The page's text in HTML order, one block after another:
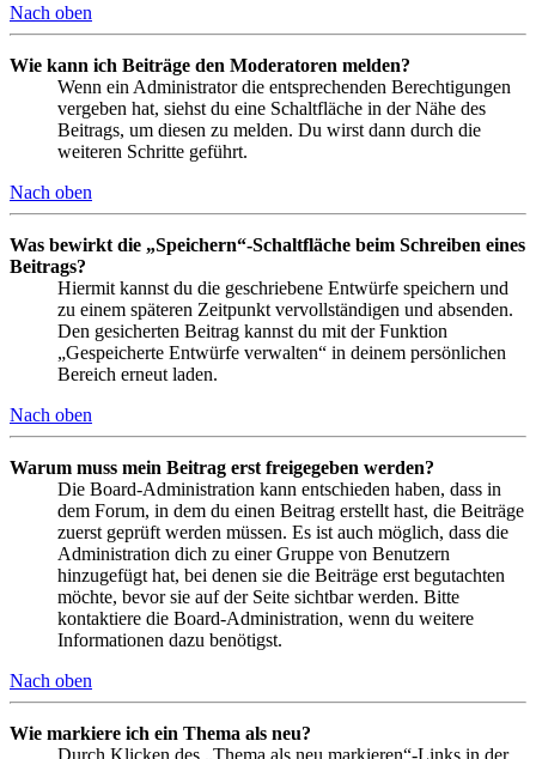
Nach oben
Wie kann ich Beiträge den Moderatoren melden?
Wenn ein Administrator die entsprechenden Berechtigungen
vergeben hat, siehst du eine Schaltfläche in der Nähe des
Beitrags, um diesen zu melden. Du wirst dann durch die
weiteren Schritte geführt.
Nach oben
Was bewirkt die „Speichern“-Schaltfläche beim Schreiben eines
Beitrags?
Hiermit kannst du die geschriebene Entwürfe speichern und
zu einem späteren Zeitpunkt vervollständigen und absenden.
Den gesicherten Beitrag kannst du mit der Funktion
„Gespeicherte Entwürfe verwalten“ in deinem persönlichen
Bereich erneut laden.
Nach oben
Warum muss mein Beitrag erst freigegeben werden?
Die Board-Administration kann entschieden haben, dass in
dem Forum, in dem du einen Beitrag erstellt hast, die Beiträge
zuerst geprüft werden müssen. Es ist auch möglich, dass die
Administration dich zu einer Gruppe von Benutzern
hinzugefügt hat, bei denen sie die Beiträge erst begutachten
möchte, bevor sie auf der Seite sichtbar werden. Bitte
kontaktiere die Board-Administration, wenn du weitere
Informationen dazu benötigst.
Nach oben
Wie markiere ich ein Thema als neu?
Durch Klicken des „Thema als neu markieren“-Links in der